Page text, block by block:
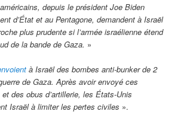
depuis le président Joe Biden
d’État et au Pentagone, demandent à Israël
plus prudente si l’armée israélienne étend
de la bande de Gaza. »
à Israël des bombes anti-bunker de 2
de Gaza. Après avoir envoyé ces
des obus d’artillerie, les États-Unis
Israël à limiter les pertes civiles ».